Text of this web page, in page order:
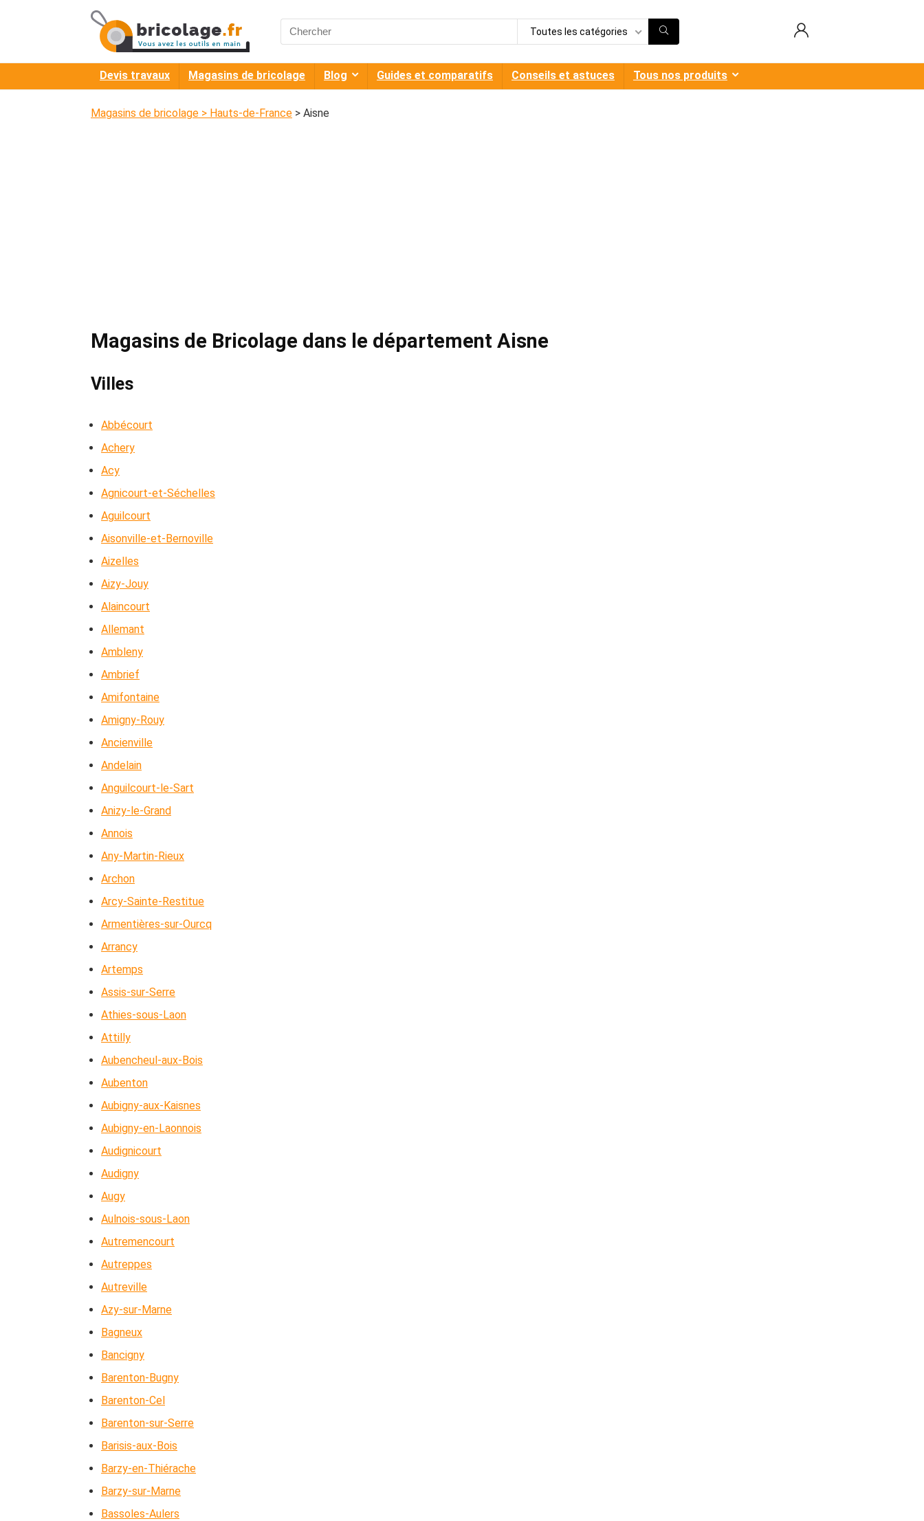
Search
for:
Toutes les catégories
Devis travaux Magasins de bricolage Blog Guides et comparatifs Conseils et astuces Tous nos produits
Magasins de bricolage > Hauts-de-France > Aisne
Magasins de Bricolage dans le département Aisne
Villes
Abbécourt
Achery
Acy
Agnicourt-et-Séchelles
Aguilcourt
Aisonville-et-Bernoville
Aizelles
Aizy-Jouy
Alaincourt
Allemant
Ambleny
Ambrief
Amifontaine
Amigny-Rouy
Ancienville
Andelain
Anguilcourt-le-Sart
Anizy-le-Grand
Annois
Any-Martin-Rieux
Archon
Arcy-Sainte-Restitue
Armentières-sur-Ourcq
Arrancy
Artemps
Assis-sur-Serre
Athies-sous-Laon
Attilly
Aubencheul-aux-Bois
Aubenton
Aubigny-aux-Kaisnes
Aubigny-en-Laonnois
Audignicourt
Audigny
Augy
Aulnois-sous-Laon
Autremencourt
Autreppes
Autreville
Azy-sur-Marne
Bagneux
Bancigny
Barenton-Bugny
Barenton-Cel
Barenton-sur-Serre
Barisis-aux-Bois
Barzy-en-Thiérache
Barzy-sur-Marne
Bassoles-Aulers